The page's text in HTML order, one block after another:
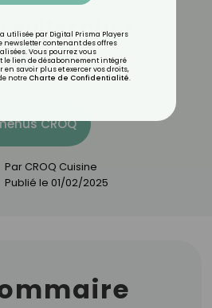
éviter chez
?
CROQ
Par CROQ Cuisine
Publié le 01/02/2025
utilisée par Digital Prisma Players
newsletter contenant des offres
Vous pourrez vous
lien de désabonnement intégré
en savoir plus et exercer vos droits,
notre Charte de Confidentialité.